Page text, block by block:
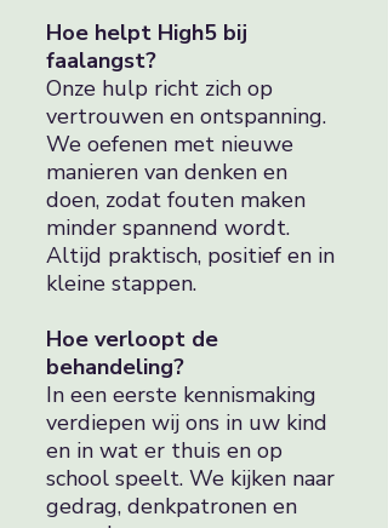
Hoe helpt High5 bij
faalangst?
Onze hulp richt zich op
vertrouwen en ontspanning.
We oefenen met nieuwe
manieren van denken en
doen, zodat fouten maken
minder spannend wordt.
Altijd praktisch, positief en in
kleine stappen.
Hoe verloopt de
behandeling?
In een eerste kennismaking
verdiepen wij ons in uw kind
en in wat er thuis en op
school speelt. We kijken naar
gedrag, denkpatronen en